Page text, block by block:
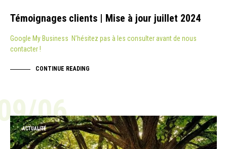
Témoignages clients | Mise à jour juillet 2024
Google My Business N’hésitez pas à les consulter avant de nous
contacter !
CONTINUE READING
06
ACTUALITÉ